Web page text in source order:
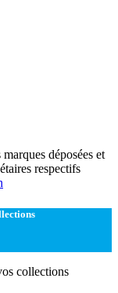
déposées et
respectifs
collections